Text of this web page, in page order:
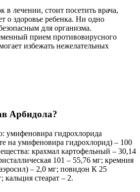
в лечении, стоит посетить врача,
о здоровье ребенка. Ни одно
для организма.
прием противовирусного
избежать нежелательных
Арбидола?
умифеновира гидрохлорида
на умифеновира гидрохлорид) – 100
крахмал картофельный – 30,14
101 – 55,76 мг; кремния
– 2,0 мг; повидон К 25
стеарат – 2.